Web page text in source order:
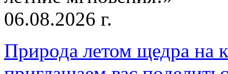
06.08.2026 г.
Природа летом щедра на